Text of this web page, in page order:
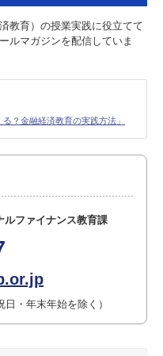
教育）の授業実践に役立てて
ルマガジンを配信していま
？金融経済教育の実践方法」
ファイナンス教育課
・年末年始を除く）